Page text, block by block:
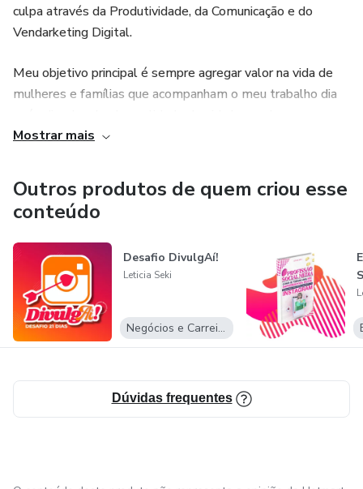
Todos os resultados são determinados pela aplicação e
dedicação, sendo que variam de pessoa para pessoa.
culpa através da Produtividade, da Comunicação e do
Vendarketing Digital.
Meu objetivo principal é sempre agregar valor na vida de
mulheres e famílias que acompanham o meu trabalho dia
felicidade para que vidas de mães empreendedoras
Mostrar mais
Outros produtos de quem criou esse
conteúdo
Desafio DivulgAí!
Leticia Seki
Negócios e Carreira
Dúvidas frequentes